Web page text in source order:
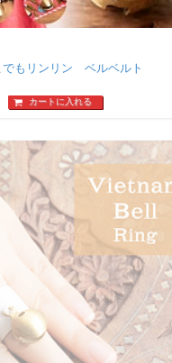
でもリンリン ベルベルト
カートに入れる